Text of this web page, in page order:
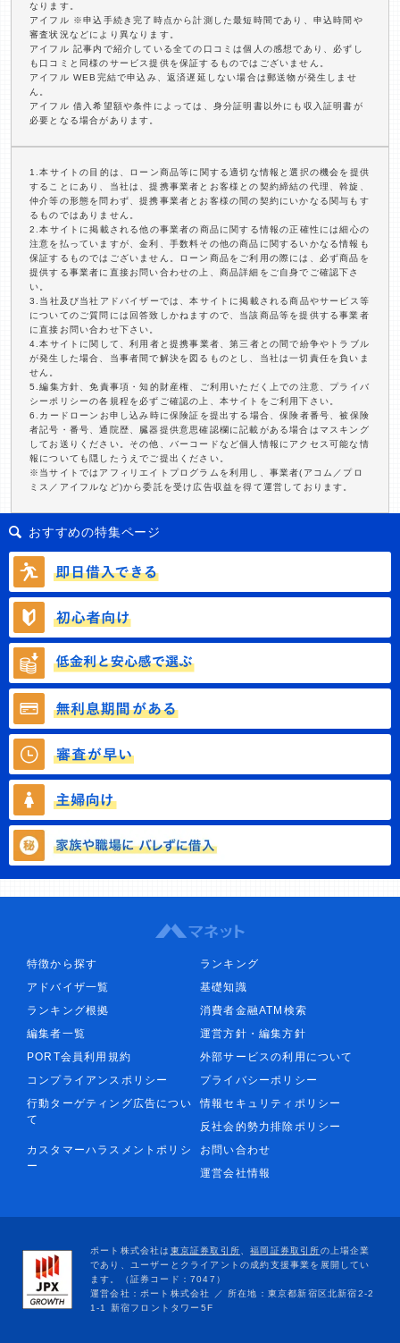
なります。
アイフル ※申込手続き完了時点から計測した最短時間であり、申込時間や
審査状況などにより異なります。
アイフル 記事内で紹介している全ての口コミは個人の感想であり、必ずし
も口コミと同様のサービス提供を保証するものではございません。
アイフル WEB完結で申込み、返済遅延しない場合は郵送物が発生しませ
ん。
アイフル 借入希望額や条件によっては、身分証明書以外にも収入証明書が
必要となる場合があります。
1.本サイトの目的は、ローン商品等に関する適切な情報と選択の機会を提供
することにあり、当社は、提携事業者とお客様との契約締結の代理、斡旋、
仲介等の形態を問わず、提携事業者とお客様の間の契約にいかなる関与もす
るものではありません。
2.本サイトに掲載される他の事業者の商品に関する情報の正確性には細心の
注意を払っていますが、金利、手数料その他の商品に関するいかなる情報も
保証するものではございません。ローン商品をご利用の際には、必ず商品を
提供する事業者に直接お問い合わせの上、商品詳細をご自身でご確認下さ
い。
3.当社及び当社アドバイザーでは、本サイトに掲載される商品やサービス等
についてのご質問には回答致しかねますので、当該商品等を提供する事業者
に直接お問い合わせ下さい。
4.本サイトに関して、利用者と提携事業者、第三者との間で紛争やトラブル
が発生した場合、当事者間で解決を図るものとし、当社は一切責任を負いま
せん。
5.編集方針、免責事項・知的財産権、ご利用いただく上での注意、プライバ
シーポリシーの各規程を必ずご確認の上、本サイトをご利用下さい。
6.カードローンお申し込み時に保険証を提出する場合、保険者番号、被保険
者記号・番号、通院歴、臓器提供意思確認欄に記載がある場合はマスキング
してお送りください。その他、バーコードなど個人情報にアクセス可能な情
報についても隠したうえでご提出ください。
※当サイトではアフィリエイトプログラムを利用し、事業者(アコム／プロ
ミス／アイフルなど)から委託を受け広告収益を得て運営しております。
おすすめの特集ページ
特徴から探す
ランキング
アドバイザ一覧
基礎知識
ランキング根拠
消費者金融ATM検索
編集者一覧
運営方針・編集方針
PORT会員利用規約
外部サービスの利用について
コンプライアンスポリシー
プライバシーポリシー
行動ターゲティング広告につい
て
情報セキュリティポリシー
反社会的勢力排除ポリシー
カスタマーハラスメントポリシ
ー
お問い合わせ
運営会社情報